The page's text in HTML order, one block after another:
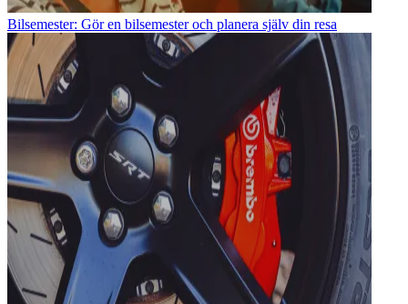
Bilsemester: Gör en bilsemester och planera själv din resa